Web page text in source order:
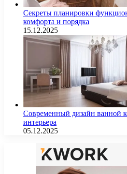
Секреты планировки
комфорта и порядка
15.12.2025
Современный дизайн ванной
интерьера
05.12.2025